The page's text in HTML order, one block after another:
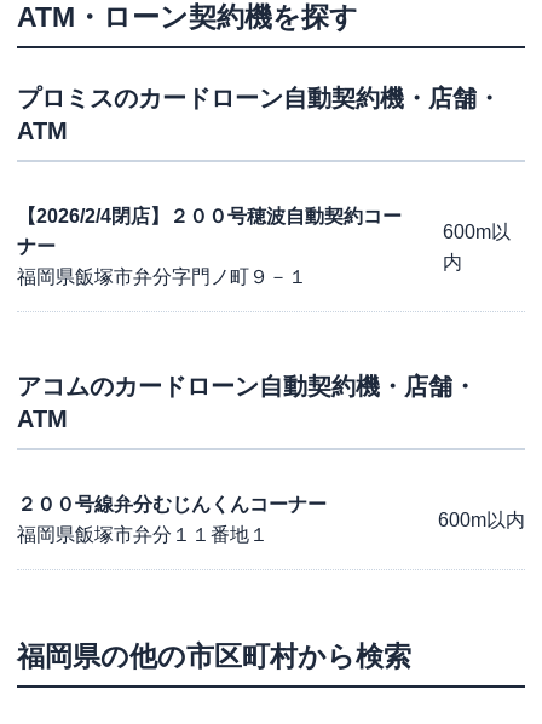
ATM・ローン契約機を探す
プロミスのカードローン自動契約機・店舗・
ATM
【2026/2/4閉店】２００号穂波自動契約コー
ナー
福岡県飯塚市弁分字門ノ町９－１
600m以
内
アコムのカードローン自動契約機・店舗・
ATM
２００号線弁分むじんくんコーナー
福岡県飯塚市弁分１１番地１
600m以内
福岡県の他の市区町村から検索